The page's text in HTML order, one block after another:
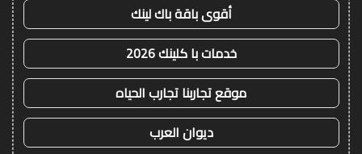
أقوى باقة باك لينك
خدمات با كلينك 2026
موقع تجاربنا تجارب الحياه
ديوان العرب